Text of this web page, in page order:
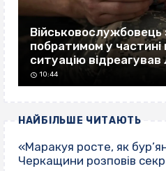
побратимом у частині
ситуацію відреагував
10:44
НАЙБІЛЬШЕ ЧИТАЮТЬ
«Маракуя росте, як
Черкащини розповів